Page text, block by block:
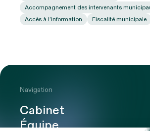
Accompagnement des intervenants
Accès à l’information
Fiscalité municipale
Navigation
Cabinet
Équipe